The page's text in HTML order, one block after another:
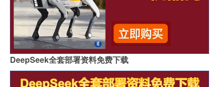
DeepSeek全套部署资料免费下载